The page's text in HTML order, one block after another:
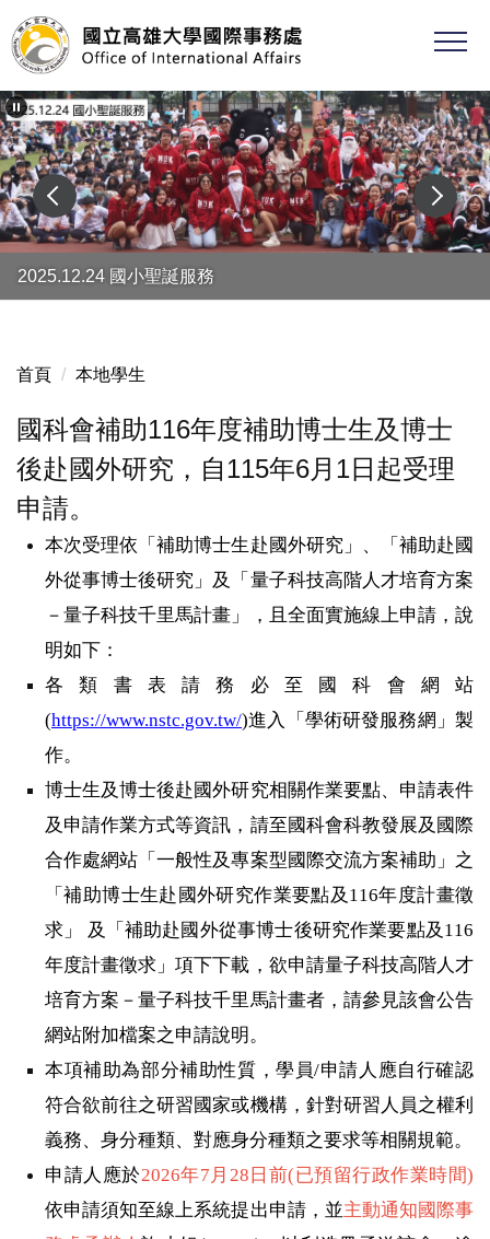
跳
到
主
要
內
容
區
2025.12.24 國小聖誕服務
首頁 本地學生
國科會補助116年度補助博士生及博士
後赴國外研究，自115年6月1日起受理
申請。
本次受理依「補助博士生赴國外研究」、「補助赴國
外從事博士後研究」及「量子科技高階人才培育方案
－量子科技千里馬計畫」，且全面實施線上申請，說
明如下：
各類書表請務必至國科會網站
(https://www.nstc.gov.tw/)進入「學術研發服務網」製
作。
博士生及博士後赴國外研究相關作業要點、申請表件
及申請作業方式等資訊，請至國科會科教發展及國際
合作處網站「一般性及專案型國際交流方案補助」之
「補助博士生赴國外研究作業要點及 116年度計畫徵
求」
及「補助赴國外從事博士後研究作業要點及 116
年度計畫徵求」項下下載，欲申請量子科技高階人才
培育方案－量子科技千里馬計畫者，請參見該會公告
網站附加檔案之申請說明。
本項補助為部分補助性質，學員/申請人應自行確認
符合欲前往之研習國家或機構，針對研習人員之權利
義務、身分種類、對應身分種類之要求等相關規範。
申請人應於2026年7 月 28 日前(已預留行政作業時間)
依申請須知至線上系統提出申請，並主動通知國際事